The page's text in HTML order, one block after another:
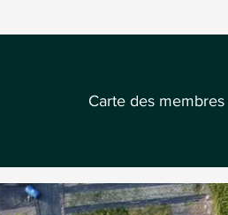
Carte des membres